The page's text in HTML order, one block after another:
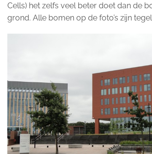
Cells) het zelfs veel beter doet dan de
grond. Alle bomen op de foto’s zijn